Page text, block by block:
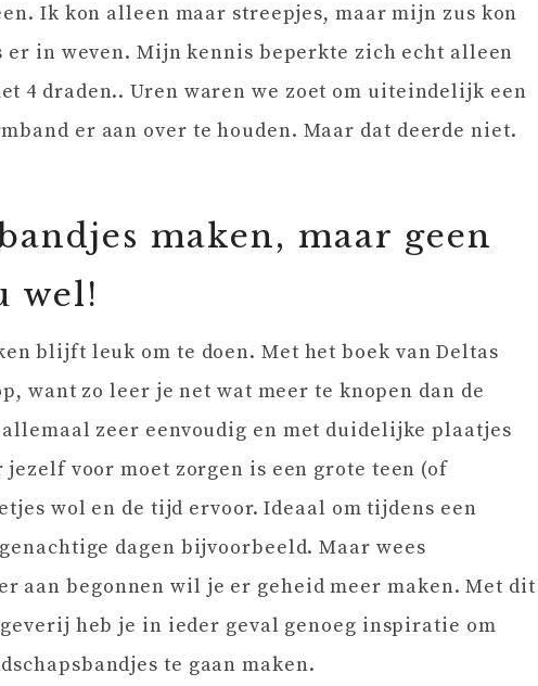
Ik kon alleen maar streepjes, maar mijn zus kon
er in weven. Mijn kennis beperkte zich echt alleen
4 draden.. Uren waren we zoet om uiteindelijk een
er aan over te houden. Maar dat deerde niet.
maken, maar geen
wel!
blijft leuk om te doen. Met het boek van Deltas
want zo leer je net wat meer te knopen dan de
zeer eenvoudig en met duidelijke plaatjes
voor moet zorgen is een grote teen (of
wol en de tijd ervoor. Ideaal om tijdens een
dagen bijvoorbeeld. Maar wees
aan begonnen wil je er geheid meer maken. Met dit
heb je in ieder geval genoeg inspiratie om
te gaan maken.